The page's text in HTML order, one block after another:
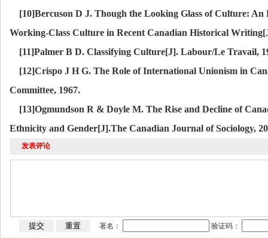
[10]Bercuson D J. Though the Looking Glass of Culture: An
Working-Class Culture in Recent Canadian Historical
[11]Palmer B D. Classifying Culture[J]. Labour/Le Travail,
[12]Crispo J H G. The Role of International Unionism in
Committee, 1967.
[13]Ogmundson R & Doyle M. The Rise and Decline of
Ethnicity and Gender[J].The Canadian Journal of Sociology,
发表评论
署名： 验证码：